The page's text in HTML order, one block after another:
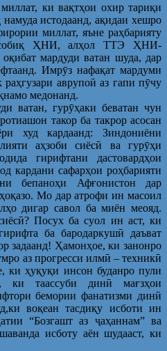
ки вақтҳои охир тариқи
истодаанд, ақидаи хешро
миллат, яъне раҳбарияту
собиқ ҲНИ, алҳол ТТЭ ҲНИ-
мардуди ватан шуда, дар
Имрӯз нафақат мардуми
аврупоӣ аз гапи пӯчу
медонанд.
гурӯҳаки беватан чун
такор ба такрор асосан
худ кардаанд: Зиндониёни
аҳзоби сиёсӣ ва гурӯҳи
гирифтани дастовардҳои
кардани сафарҳои роҳбарияти
бепаноҳи Афғонистон дар
Мо дар атрофи ин масоил
дигар савол ба миён меояд.
Посух ба суол ин аст, ки
ба бародаркушӣ даъват
задаанд! Ҳамонҳое, ки занонро
аз прогресси илмӣ – техникӣ
ки ҳуқуқи инсон буданро пули
ки таассуби динӣ мағзҳои
бемории фанатизми динӣ
воқеан тасдиқу исботи ин
“Бозгашт аз ҷаҳаннам” ва
исботу аён шудааст, ки